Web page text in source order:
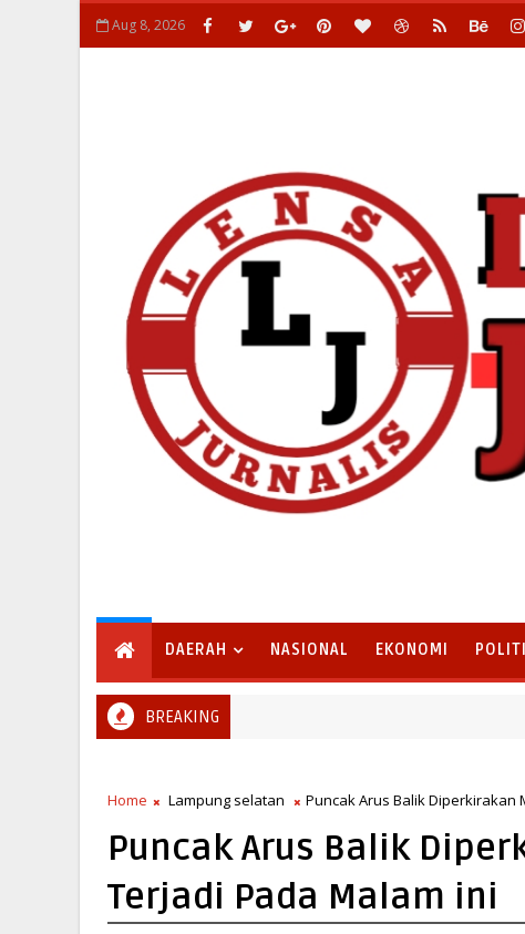
Aug 8, 2026
DAERAH NASIONAL EKONOMI
BREAKING
Home Lampung selatan Puncak Arus Balik Diperkirakan
Puncak Arus Balik
Terjadi Pada Malam ini